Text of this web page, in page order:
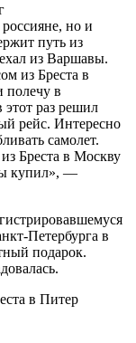
но и
путь из
из Варшавы.
из Бреста в
полечу в
этот раз решил
рейс. Интересно
самолет.
Бреста в Москву
купил», —
Петербурга в
подарок.